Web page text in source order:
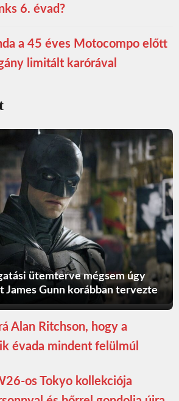
6. évad?
a 45 éves Motocompo előtt
limitált karórával
ütemterve mégsem úgy
James Gunn korábban tervezte
Alan Ritchson, hogy a
évada mindent felülmúl
os Tokyo kollekciója